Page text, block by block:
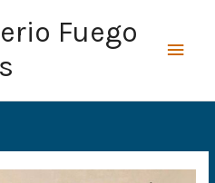
Fuego